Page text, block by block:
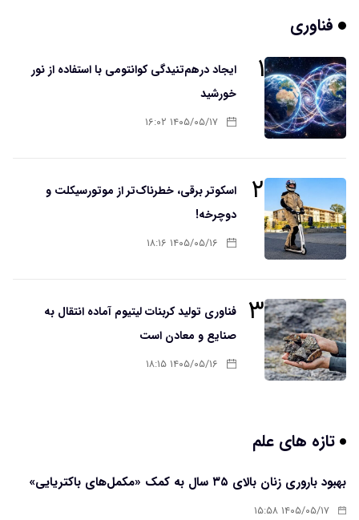
فناوری
۱
ایجاد درهم‌تنیدگی کوانتومی با استفاده از نور
خورشید
۱۴۰۵/۰۵/۱۷ ۱۶:۰۲
۲
اسکوتر برقی، خطرناک‌تر از موتورسیکلت و
دوچرخه!
۱۴۰۵/۰۵/۱۶ ۱۸:۱۶
۳
فناوری تولید کربنات لیتیوم آماده انتقال به
صنایع و معادن است
۱۴۰۵/۰۵/۱۶ ۱۸:۱۵
تازه های علم
بهبود باروری زنان بالای ۳۵ سال به کمک «مکمل‌های باکتریایی»
۱۴۰۵/۰۵/۱۷ ۱۵:۵۸